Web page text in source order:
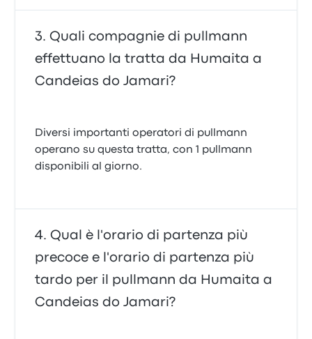
Quali compagnie di pullmann
effettuano la tratta da Humaita a
Candeias do Jamari?
Diversi importanti operatori di pullmann
operano su questa tratta, con 1 pullmann
disponibili al giorno.
Qual è l'orario di partenza più
precoce e l'orario di partenza più
tardo per il pullmann da Humaita a
Candeias do Jamari?